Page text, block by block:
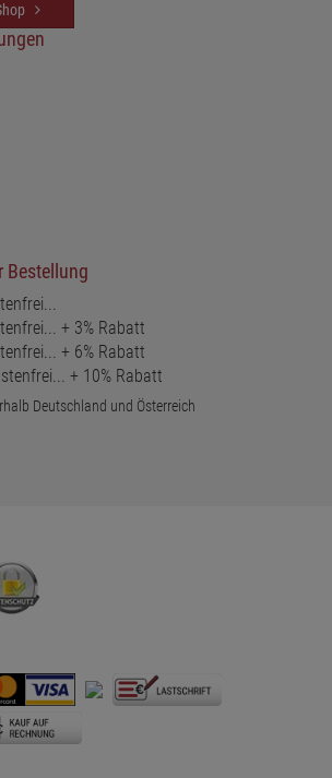
Bestellung
+ 3% Rabatt
+ 6% Rabatt
+ 10% Rabatt
Deutschland und Österreich